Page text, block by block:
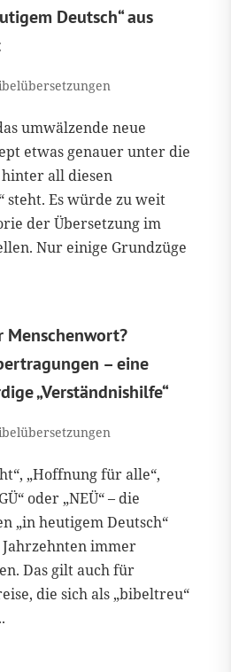
Deutsch“ aus
umwälzende neue
etwas genauer unter die
all diesen
steht. Es würde zu weit
der Übersetzung im
Nur einige Grundzüge
Menschenwort?
– eine
„Verständnishilfe“
„Hoffnung für alle“,
oder „NEÜ“ – die
„in heutigem Deutsch“
immer
Das gilt auch für
die sich als „bibeltreu“